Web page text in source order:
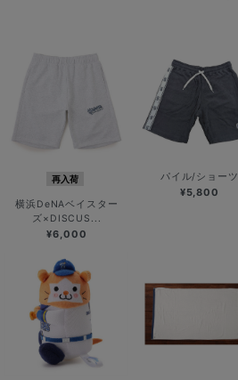
再入荷
横浜DeNAベイスター
ズ×DISCUS...
¥6,000
パイル/ショーツ
¥5,800